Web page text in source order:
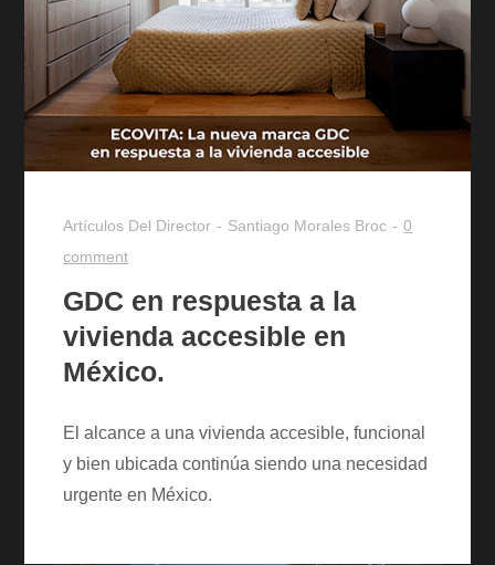
Artículos Del Director Santiago Morales Broc
0
comment
GDC en respuesta a la
vivienda accesible en
México.
El alcance a una vivienda accesible, funcional
y bien ubicada continúa siendo una necesidad
urgente en México.